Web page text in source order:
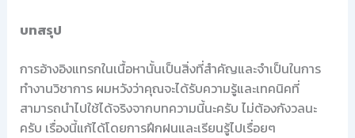
บทสรุป
การอ้างอิงแทรกในเนื้อหานั้นเป็นสิ่งที่สำคัญและจำเป็นในการ
ทำงานวิชาการ ผมหวังว่าคุณจะได้รับความรู้และเทคนิคที่
สามารถนำไปใช้ได้จริงจากบทความนี้นะครับ ไม่ต้องกังวลนะ
ครับ เรื่องนี้แก้ได้โดยการฝึกฝนและเรียนรู้ไปเรื่อยๆ